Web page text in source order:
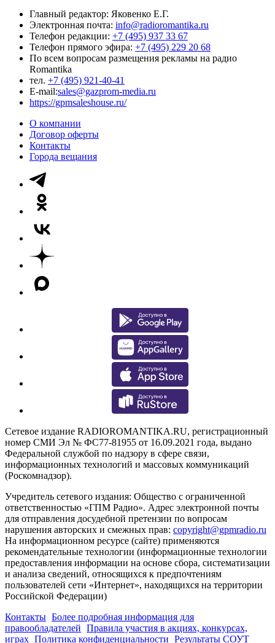
Главный редактор: Яковенко Е.Г.
Электронная почта: info@radioromantika.ru
Телефон редакции: +7 (495) 937 33 67
Телефон прямого эфира: +7 (495) 229 20 68
По всем вопросам размещения рекламы на радио
Romantika
тел. +7 (495) 921-40-41
E-mail:sales@gazprom-media.ru
https://gpmsaleshouse.ru/
О компании
Договор оферты
Контакты
Города вещания
Сетевое издание RADIOROMANTIKA.RU, регистрационный
номер СМИ Эл № ФС77-81955 от 16.09.2021 года, выдано
Федеральной службой по надзору в сфере связи,
информационных технологий и массовых коммуникаций
(Роскомнадзор).
Учредитель сетевого издания: Общество с ограниченной
ответственностью «ГПМ Радио». Адрес электронной почты
для отправления досудебной претензии по вопросам
нарушения авторских и смежных прав: copyright@gpmradio.ru
На информационном ресурсе (сайте) применяются
рекомендательные технологии (информационные технологии
предоставления информации на основе сбора, систематизации
и анализа сведений, относящихся к предпочтениям
пользователей сети «Интернет», находящихся на территории
Российской Федерации)
Контакты Более подробная информация для
правообладателей Правила участия в акциях, конкурсах,
играх Политика конфиденциальности Результаты СОУТ